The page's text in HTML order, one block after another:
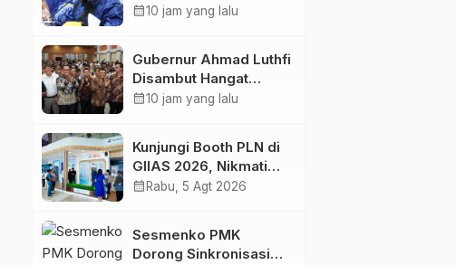
Melemah, Perkuat
calendar_month10 jam yang lalu
Gubernur Ahmad Luthfi
Disambut Hangat
Warga Jateng di
Dijunjung
calendar_month10 jam yang lalu
Kunjungi Booth PLN di
GIIAS 2026, Nikmati
Promo Tambah Daya
calendar_month Rabu, 5 Agt 2026
Sesmenko PMK
Dorong Sinkronisasi